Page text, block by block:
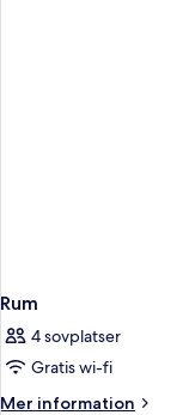
Rum
4 sovplatser
Gratis wi-fi
Mer information
Mer